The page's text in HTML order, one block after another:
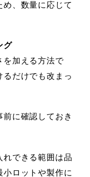
め、数量に応じて
グ
を加える方法で
だけでも改まっ
に確認しておき
れできる範囲は品
ロットや製作に